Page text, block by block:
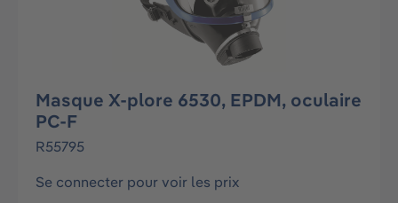
Masque X-plore 6530, EPDM, oculaire
PC-F
R55795
Se connecter pour voir les prix